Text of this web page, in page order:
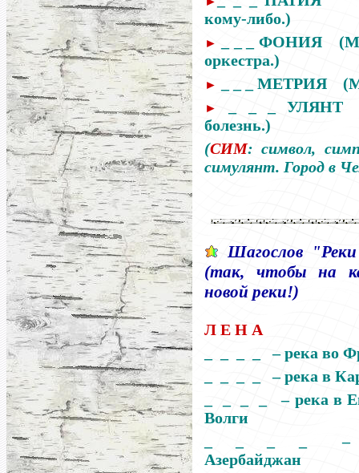
кому-либо.)
► _ _ _ ФОНИЯ
оркестра.)
► _ _ _ МЕТРИЯ
►
_ _ _ УЛЯНТ
болезнь.)
(СИМ: символ,
симулянт. Город в
Шагослов
(так, чтобы на
новой реки!)
Л Е Н А
– река во
–река в
_ _ _ _– река вЕ
Волги
Азербайджан